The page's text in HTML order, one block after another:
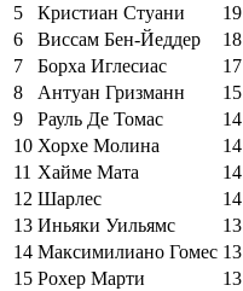
5
Кристиан Стуани
19
6
Виссам Бен-Йеддер
18
7
Борха Иглесиас
17
8
Антуан Гризманн
15
9
Рауль Де Томас
14
10 Хорхе Молина
14
11 Хайме Мата
14
12 Шарлес
14
13 Иньяки Уильямс
13
14 Максимилиано Гомес 13
15 Рохер Марти
13